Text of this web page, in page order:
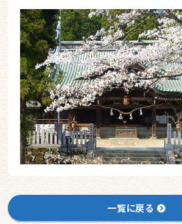
一覧に戻る